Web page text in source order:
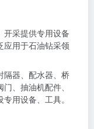
开采提供专用设备
应用于石油钻采领
隔器、配水器、桥
、抽油机配件、
用设备、工具。